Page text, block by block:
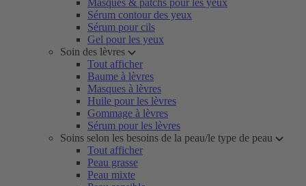
Masques & patchs pour les yeux
Sérum contour des yeux
Sérum pour cils
Gel pour les yeux
Soin des lèvres
Tout afficher
Baume à lèvres
Masques à lèvres
Huile pour les lèvres
Gommage à lèvres
Sérum pour les lèvres
Soins selon les besoins de la peau/le type de peau
Tout afficher
Peau grasse
Peau mixte